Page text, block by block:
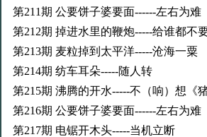
第211期 公要饼子婆要面------左右为难
第212期 掉进水里的鞭炮-----给谁都不
第213期 麦粒掉到太平洋-----沧海一粟
第214期 纺车耳朵-----随人转
第215期 沸腾的开水-----不（响）想《猪
第216期 公要饼子婆要面------左右为难
第217期 电锯开木头-----当机立断